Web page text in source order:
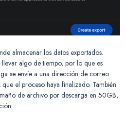
almacenar los datos exportados.
algo de tiempo, por lo que es
se envíe a una dirección de correo
el proceso haya finalizado. También
de archivo por descarga en 50GB,